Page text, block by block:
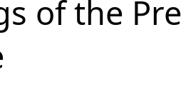
of the